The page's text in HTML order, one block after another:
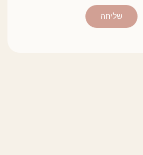
שליחה